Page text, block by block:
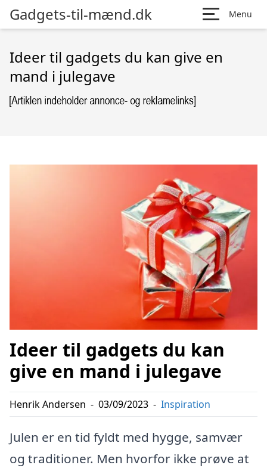
Gadgets-til-mænd.dk Menu
Ideer til gadgets du kan give en
mand i julegave
Ideer til gadgets du kan
give en mand i julegave
Henrik Andersen - 03/09/2023 - Inspiration
Julen er en tid fyldt med hygge, samvær
og traditioner. Men hvorfor ikke prøve at